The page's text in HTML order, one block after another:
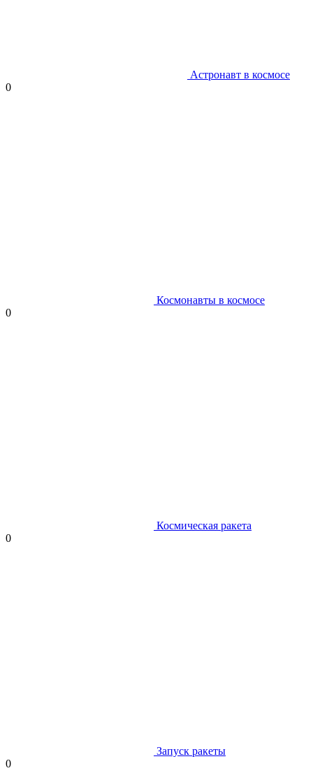
Астронавт в космосе
0
Космонавты в космосе
0
Космическая ракета
0
Запуск ракеты
0